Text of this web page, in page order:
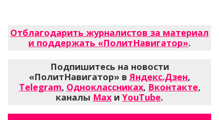
Отблагодарить журналистов за материал
и поддержать «ПолитНавигатор».
Подпишитесь на новости
«ПолитНавигатор» в Яндекс.Дзен,
Telegram, Одноклассниках, Вконтакте,
каналы Max и YouTube.